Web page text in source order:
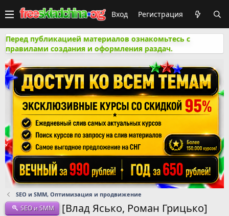
Вход Регистрация
Перед публикацией материалов ознакомьтесь с
правилами создания и оформления раздач.
SEO и SMM, Оптимизация и продвижение
SEO и SMM
[Влад Ясько, Роман Грицько]